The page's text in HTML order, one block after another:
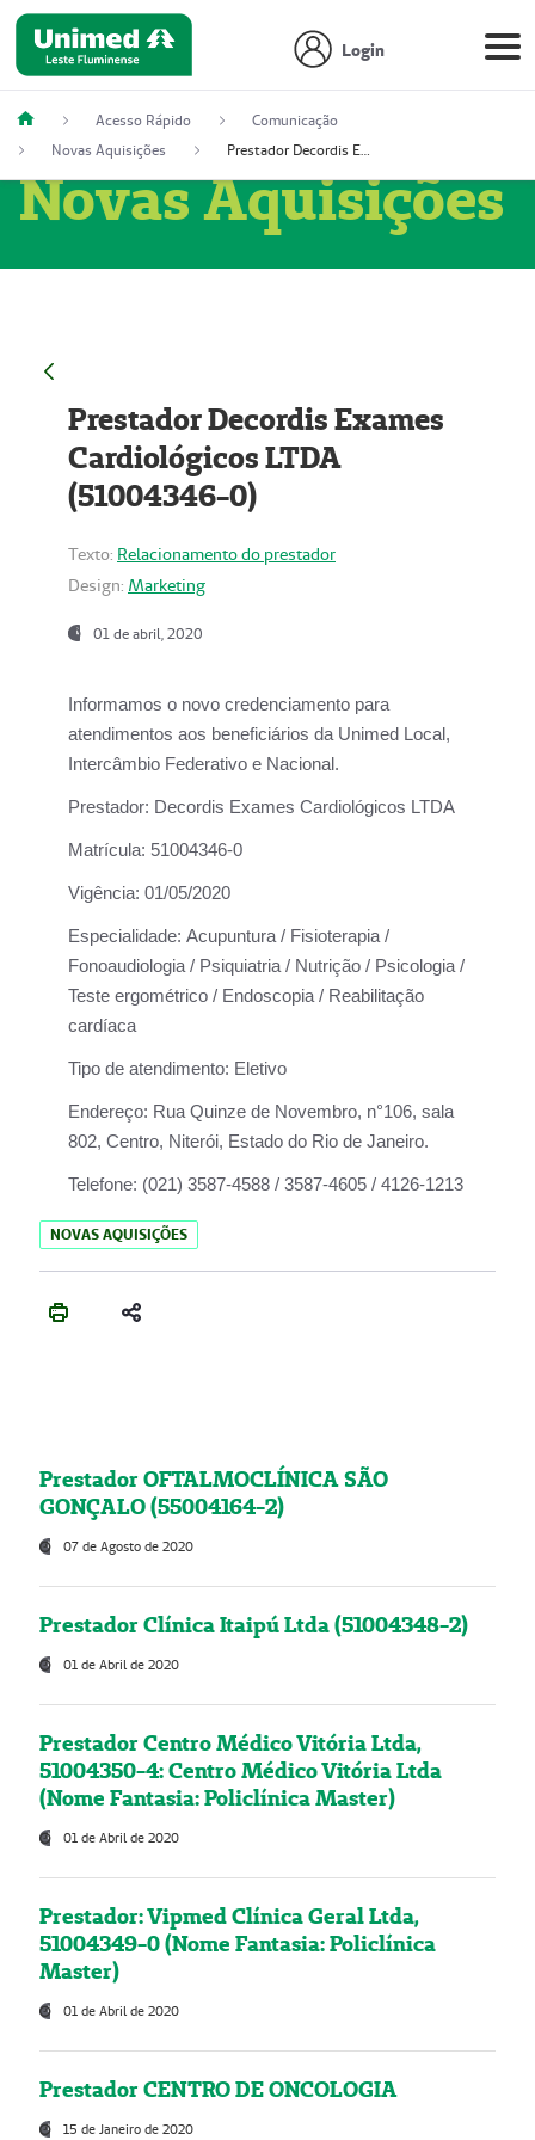
Login
Acesso Rápido
Comunicação
Novas Aquisições
Prestador Decordis Exames Cardiológicos LTDA (51004346-0)
Novas Aquisições
Prestador Decordis Exames
Cardiológicos LTDA
(51004346-0)
Texto: Relacionamento do prestador
Design: Marketing
01 de abril, 2020
Informamos o novo credenciamento para
atendimentos aos beneficiários da Unimed Local,
Intercâmbio Federativo e Nacional.
Prestador: Decordis Exames Cardiológicos LTDA
Matrícula: 51004346-0
Vigência: 01/05/2020
Especialidade: Acupuntura / Fisioterapia /
Fonoaudiologia / Psiquiatria / Nutrição / Psicologia /
Teste ergométrico / Endoscopia / Reabilitação
cardíaca
Tipo de atendimento: Eletivo
Endereço: Rua Quinze de Novembro, n°106, sala
802, Centro, Niterói, Estado do Rio de Janeiro.
Telefone: (021) 3587-4588 / 3587-4605 / 4126-1213
NOVAS AQUISIÇÕES
Prestador OFTALMOCLÍNICA SÃO
GONÇALO (55004164-2)
07 de Agosto de 2020
Prestador Clínica Itaipú Ltda (51004348-2)
01 de Abril de 2020
Prestador Centro Médico Vitória Ltda,
51004350-4: Centro Médico Vitória Ltda
(Nome Fantasia: Policlínica Master)
01 de Abril de 2020
Prestador: Vipmed Clínica Geral Ltda,
51004349-0 (Nome Fantasia: Policlínica
Master)
01 de Abril de 2020
Prestador CENTRO DE ONCOLOGIA
15 de Janeiro de 2020